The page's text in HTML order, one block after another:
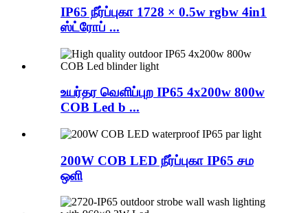
IP65 நீர்ப்புகா 1728 × 0.5w rgbw 4in1
ஸ்ட்ரோப் ...
உயர்தர வெளிப்புற IP65 4x200w 800w
COB Led b ...
200W COB LED நீர்ப்புகா IP65 சம
ஒளி